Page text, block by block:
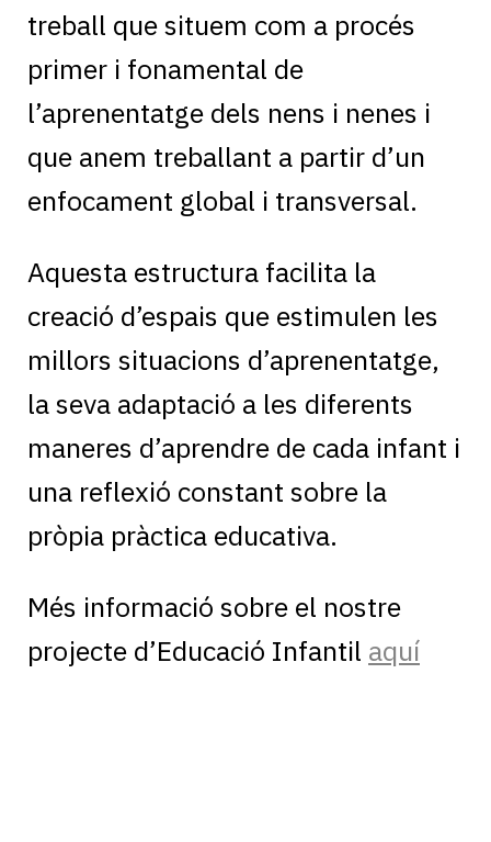
treball que situem com a procés
primer i fonamental de
l’aprenentatge dels nens i nenes i
que anem treballant a partir d’un
enfocament global i transversal.
Aquesta estructura facilita la
creació d’espais que estimulen les
millors situacions d’aprenentatge,
la seva adaptació a les diferents
maneres d’aprendre de cada infant i
una reflexió constant sobre la
pròpia pràctica educativa.
Més informació sobre el nostre
projecte d’Educació Infantil aquí